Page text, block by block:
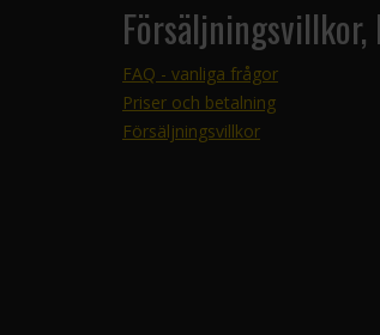
Försäljningsvillkor,
FAQ - vanliga frågor
Priser och betalning
Försäljningsvillkor